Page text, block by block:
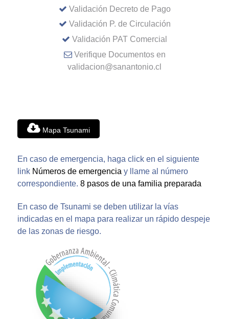
Validación Decreto de Pago
Validación P. de Circulación
Validación PAT Comercial
Verifique Documentos en
validacion@sanantonio.cl
Mapa Tsunami
En caso de emergencia, haga click en el siguiente
link Números de emergencia y llame al número
correspondiente. 8 pasos de una familia preparada
En caso de Tsunami se deben utilizar la vías
indicadas en el mapa para realizar un rápido despeje
de las zonas de riesgo.